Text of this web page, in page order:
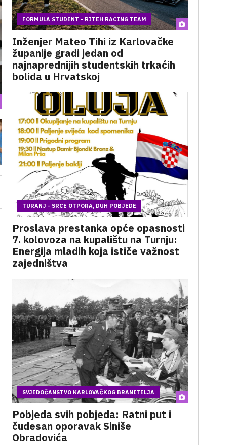
FORMULA STUDENT - RITEH RACING TEAM
Inženjer Mateo Tihi iz Karlovačke
županije gradi jedan od
najnaprednijih studentskih trkaćih
bolida u Hrvatskoj
TURANJ - SRCE OTPORA, DUH POBJEDE
Proslava prestanka opće opasnosti
7. kolovoza na kupalištu na Turnju:
Energija mladih koja ističe važnost
zajedništva
SVJEDOČANSTVO KARLOVAČKOG BRANITELJA
Pobjeda svih pobjeda: Ratni put i
čudesan oporavak Siniše
Obradovića